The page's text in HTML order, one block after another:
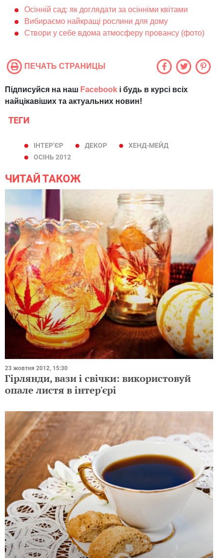
Осінній сад: як доглядати за осінніми квітами
Вибираємо найкращі рослини для дому
Створи у себе вдома атмосферу провансу (фото)
ПЕЧАТЬ СТРАНИЦЫ
Підписуйся на наш Facebook і будь в курсі всіх
найцікавіших та актуальних новин!
ТЕГИ
ІНТЕР’ЄР ДЕКОР
ХЕНД-МЕЙД
ОСІНЬ 2012
ЧИТАЙ ТАКОЖ
23 жовтня 2012, 15:30
Гірлянди, вази і свічки: використовуй
опале листя в інтер'єрі